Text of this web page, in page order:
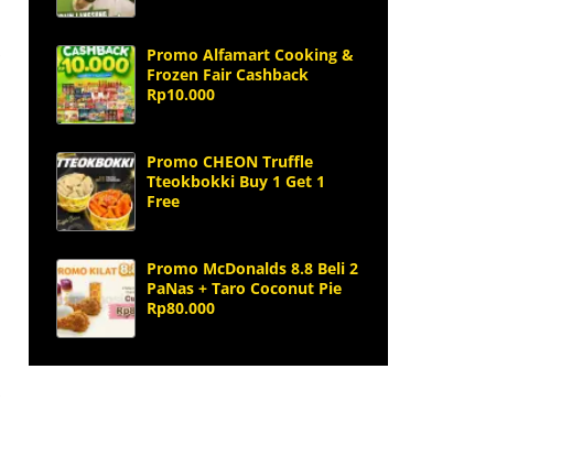
Promo Alfamart Cooking &
Frozen Fair Cashback
Rp10.000
Promo CHEON Truffle
Tteokbokki Buy 1 Get 1
Free
Promo McDonalds 8.8 Beli 2
PaNas + Taro Coconut Pie
Rp80.000